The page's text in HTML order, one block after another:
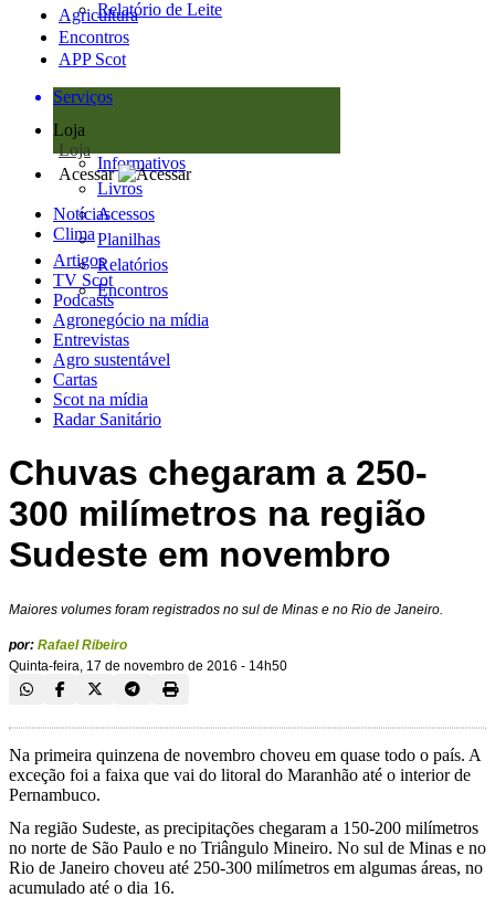
Relatório de Leite
Agricultura
Encontros
APP Scot
Serviços
Loja
Loja
Informativos
Livros
Acessos
Planilhas
Relatórios
Encontros
Acessar
Notícias
Clima
Artigos
TV Scot
Podcasts
Agronegócio na mídia
Entrevistas
Agro sustentável
Cartas
Scot na mídia
Radar Sanitário
Chuvas chegaram a 250-
300 milímetros na região
Sudeste em novembro
Maiores volumes foram registrados no sul de Minas e no Rio de Janeiro.
por: Rafael Ribeiro
Quinta-feira, 17 de novembro de 2016 - 14h50
Na primeira quinzena de novembro choveu em quase todo o país. A
exceção foi a faixa que vai do litoral do Maranhão até o interior de
Pernambuco.
Na região Sudeste, as precipitações chegaram a 150-200 milímetros
no norte de São Paulo e no Triângulo Mineiro. No sul de Minas e no
Rio de Janeiro choveu até 250-300 milímetros em algumas áreas, no
acumulado até o dia 16.